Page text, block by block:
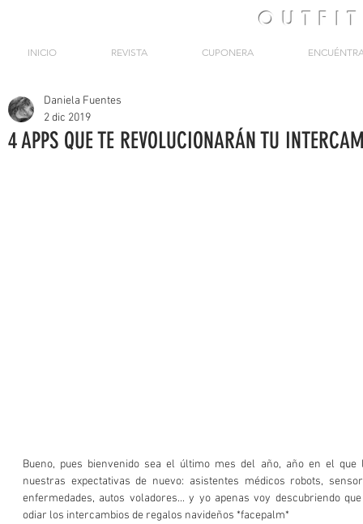
OUTFIT
INICIO REVISTA CUPONERA
4 APPS QUE TE REVOLUCIONARÁN TU
Daniela Fuentes
2 dic 2019
Bueno, pues bienvenido sea el último mes del año, año en el
nuestras expectativas de nuevo: asistentes médicos robots,
enfermedades, autos voladores... y yo apenas voy descubriendo
odiar los intercambios de regalos navideños *facepalm*